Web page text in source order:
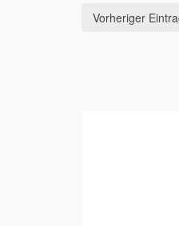
Vorheriger